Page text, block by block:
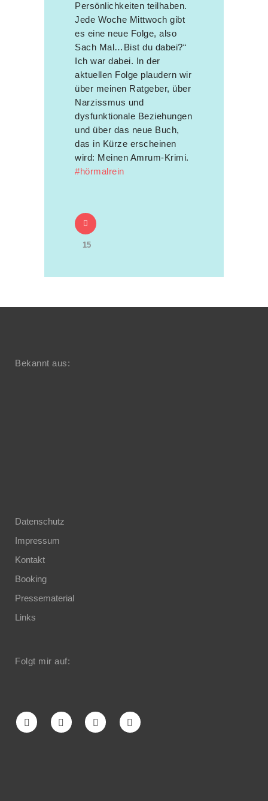
Persönlichkeiten teilhaben.
Jede Woche Mittwoch gibt
es eine neue Folge, also
Sach Mal…Bist du dabei?“
Ich war dabei. In der
aktuellen Folge plaudern wir
über meinen Ratgeber, über
Narzissmus und
dysfunktionale Beziehungen
und über das neue Buch,
das in Kürze erscheinen
wird: Meinen Amrum-Krimi.
#hörmalrein
15
Bekannt aus:
Datenschutz
Impressum
Kontakt
Booking
Pressematerial
Links
Folgt mir auf: